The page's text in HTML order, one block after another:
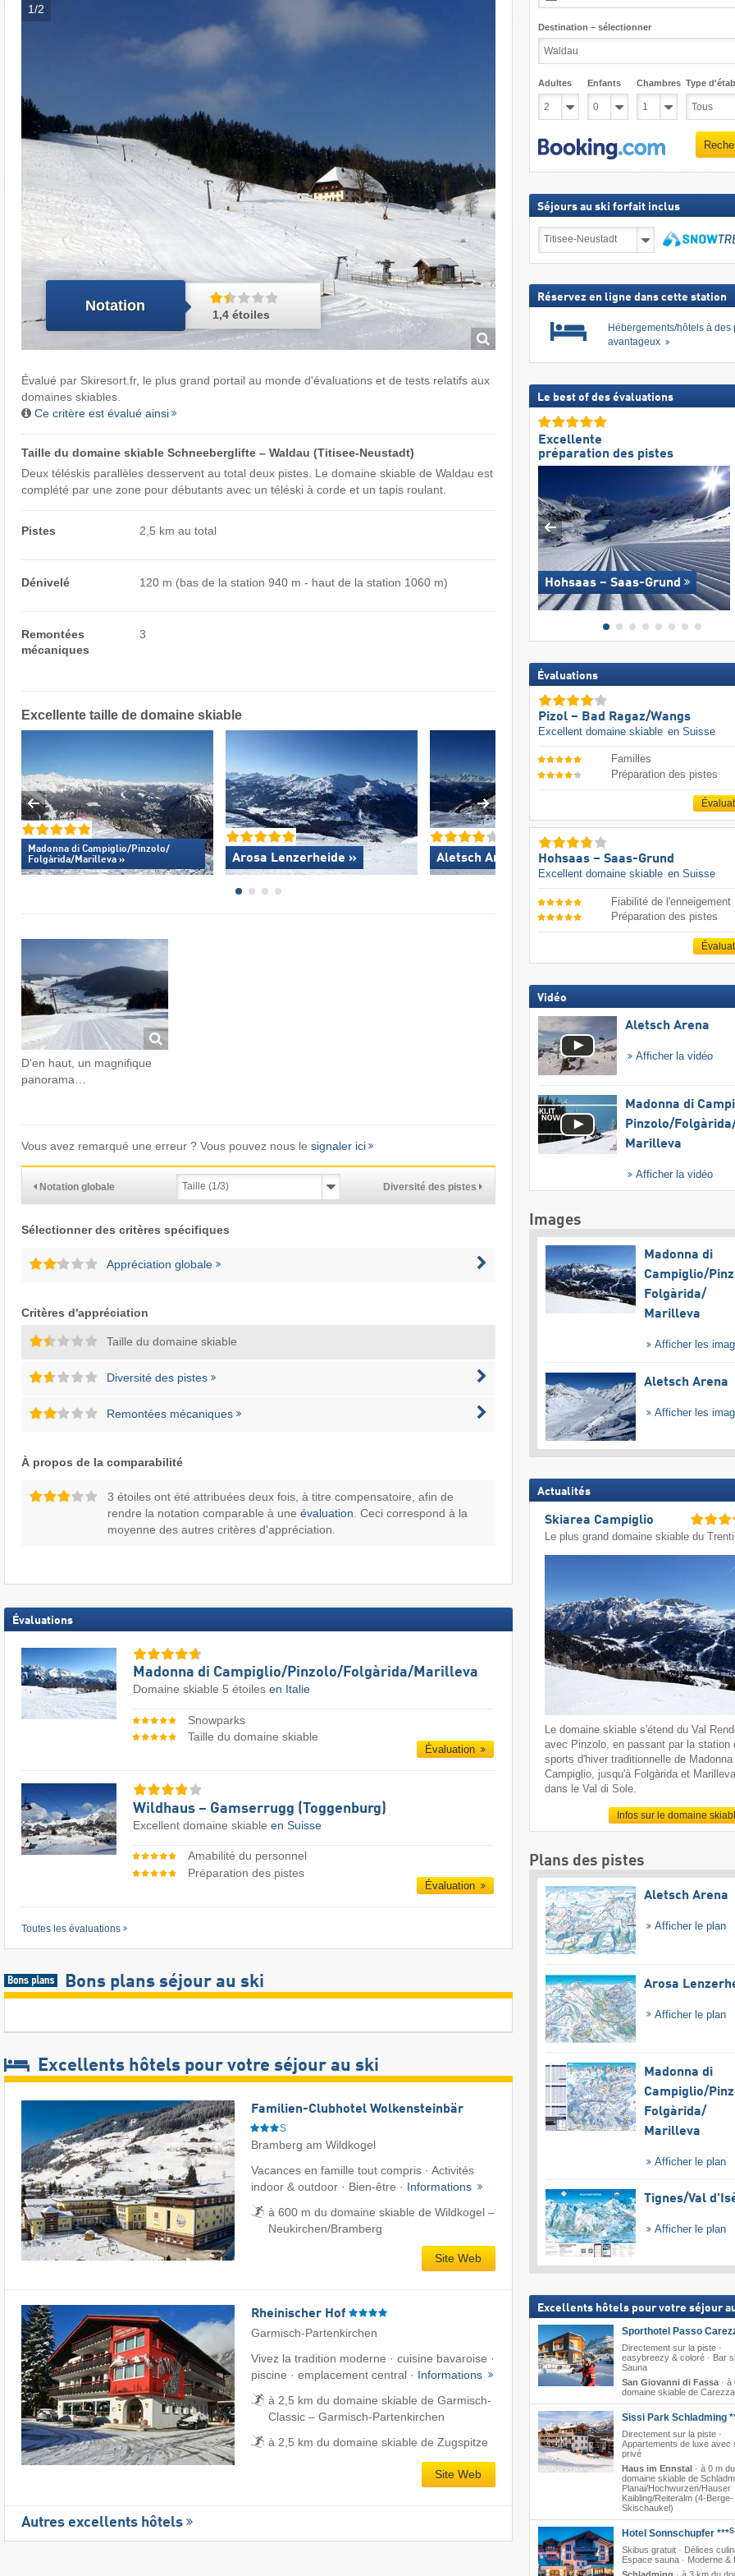
1/2
Notation
1,4 étoiles
Évalué par Skiresort.fr, le plus grand portail au monde d'évaluations et de tests relatifs aux
domaines skiables.
Ce critère est évalué ainsi
Taille du domaine skiable Schneeberglifte – Waldau (Titisee-Neustadt)
Deux téléskis parallèles desservent au total deux pistes. Le domaine skiable de Waldau est
complété par une zone pour débutants avec un téléski à corde et un tapis roulant.
Pistes 2,5 km au total
Dénivelé 120 m (bas de la station 940 m - haut de la station 1060 m)
Remontées
mécaniques
3
Excellente taille de domaine skiable
Madonna di Campiglio/​Pinzolo/​
Folgàrida/​Marilleva »
Arosa Lenzerheide » Aletsch Arena » Big Sky Resort »
D'en haut, un magnifique
panorama…
Vous avez remarqué une erreur ? Vous pouvez nous le signaler ici
Notation globale Diversité des pistes
Sélectionner des critères spécifiques
Appréciation globale
Critères d'appréciation
Taille du domaine skiable
Diversité des pistes
Remontées mécaniques
À propos de la comparabilité
3 étoiles ont été attribuées deux fois, à titre compensatoire, afin de
rendre la notation comparable à une évaluation. Ceci correspond à la
moyenne des autres critères d'appréciation.
Évaluations
Madonna di Campiglio/​Pinzolo/​Folgàrida/​Marilleva
Domaine skiable 5 étoiles en Italie
Snowparks
Taille du domaine skiable
Évaluation
Wildhaus – Gamserrugg (Toggenburg)
Excellent domaine skiable en Suisse
Amabilité du personnel
Préparation des pistes
Évaluation
Toutes les évaluations
Bons plans séjour au ski
Excellents hôtels pour votre séjour au ski
Familien-Clubhotel Wolkensteinbär
S
Bramberg am Wildkogel
Vacances en famille tout compris · Activités
indoor & outdoor · Bien-être · Informations
à 600 m du domaine skiable de Wildkogel –
Neukirchen/​Bramberg
Site Web
Rheinischer Hof
Garmisch-Partenkirchen
Vivez la tradition moderne · cuisine bavaroise ·
piscine · emplacement central · Informations
à 2,5 km du domaine skiable de Garmisch-
Classic – Garmisch-Partenkirchen
à 2,5 km du domaine skiable de Zugspitze
Site Web
Autres excellents hôtels
Destination – sélectionner
Adultes Enfants Chambres Type
Séjours au ski forfait inclus
au
Réservez en ligne dans cette station
Hébergements/hôtels à des
avantageux
Le best of des évaluations
Excellente
préparation des pistes
Hohsaas – Saas-Grund
Évaluations
Pizol – Bad Ragaz/​Wangs
Excellent domaine skiable en Suisse
Familles
Préparation des pistes
Hohsaas – Saas-Grund
Excellent domaine skiable en Suisse
Fiabilité de l'enneigement
Préparation des pistes
Vidéo
Aletsch Arena
Afficher la vidéo
Madonna di
Pinzolo/​
Marilleva
Afficher la vidéo
Images
Madonna di
Campiglio/​
Folgàrida/​
Marilleva
Afficher les
Aletsch Arena
Afficher les
Actualités
Skiarea Campiglio
Le plus grand domaine skiable du
Le domaine skiable s'étend du Val
avec Pinzolo, en passant par la station
sports d'hiver traditionnelle de Madonna
Campiglio, jusqu'à Folgàrida et
dans le Val di Sole.
Infos sur le domaine
Plans des pistes
Aletsch Arena
Afficher le plan
Arosa
Afficher le plan
Madonna di
Campiglio/​
Folgàrida/​
Marilleva
Afficher le plan
Tignes/​Val
Afficher le plan
Excellents hôtels pour votre séjour
Sporthotel Passo
Directement sur la piste ·
easybreezy & coloré · Bar
Sauna
San Giovanni di Fassa· à
domaine skiable de Carezza
Sissi Park Schladming
Directement sur la piste ·
Appartements de luxe avec
privé
Haus im Ennstal · à 0 m du
domaine skiable de
Planai/​Hochwurzen/​Hauser
Kaibling/​Reiteralm (4-Berge-
Skischaukel)
Hotel Sonnschupfer ***S
Skibus gratuit · Délices
Espace sauna · Moderne &